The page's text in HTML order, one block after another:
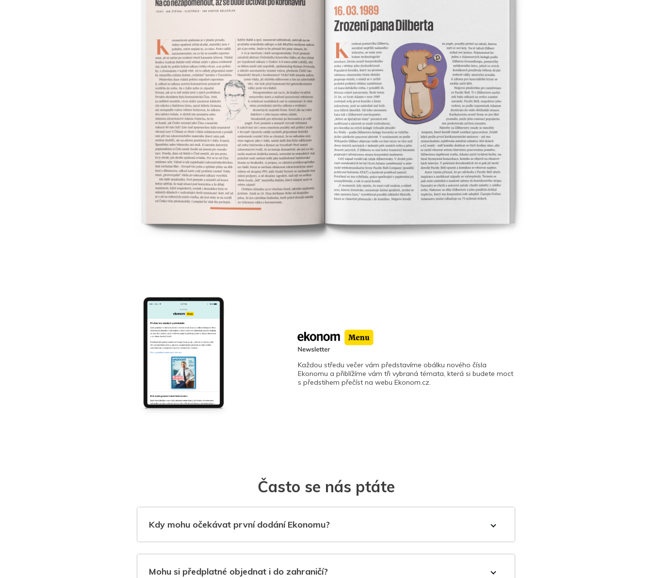
Každou středu večer vám představíme obálku nového čísla
Ekonomu a přiblížíme vám tři vybraná témata, která si budete moct
s předstihem přečíst na webu Ekonom.cz.
Často se nás ptáte
Kdy mohu očekávat první dodání Ekonomu?
Mohu si předplatné objednat i do zahraničí?